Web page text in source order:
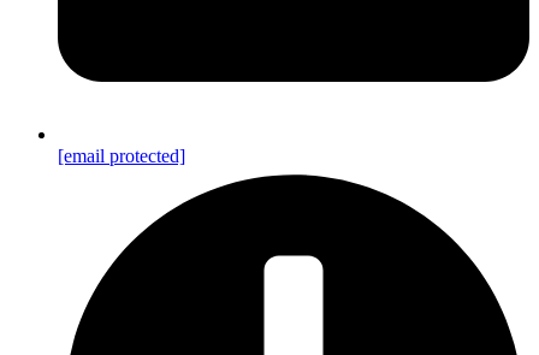
[email protected]